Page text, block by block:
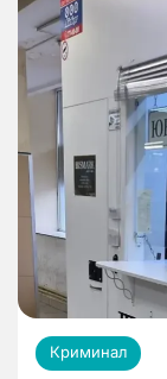
Криминал